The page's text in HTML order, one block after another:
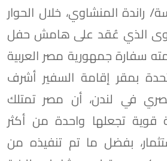
راندة المنشاوي، خلال الحوار
الذي عُقد على هامش حفل
سفارة جمهورية مصر العربية
بمقر إقامة السفير أشرف
في لندن، أن مصر تمتلك
قوية تجعلها واحدة من أكثر
بفضل ما تم تنفيذه من